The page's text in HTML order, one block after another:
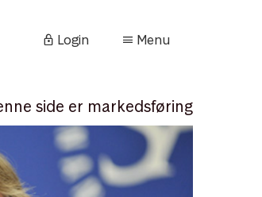
Login Menu
side er markedsføring